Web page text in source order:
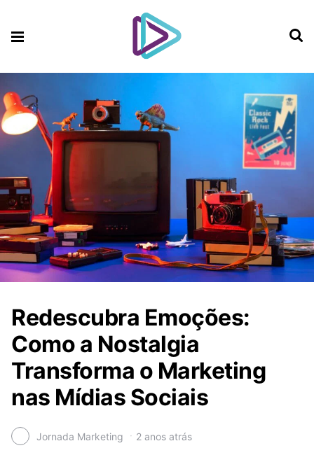
Redescubra Emoções:
Como a Nostalgia
Transforma o Marketing
nas Mídias Sociais
Jornada Marketing 2 anos atrás